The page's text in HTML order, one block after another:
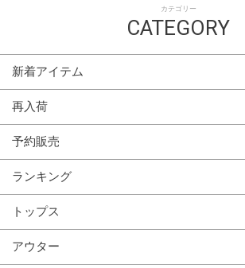
カテゴリー
CATEGORY
新着アイテム
再入荷
予約販売
ランキング
トップス
アウター